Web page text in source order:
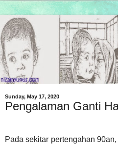
Sunday, May 17, 2020
Pengalaman Ganti
Pada sekitar pertengahan